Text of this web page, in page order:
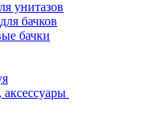
унитазов
бачков
бачки